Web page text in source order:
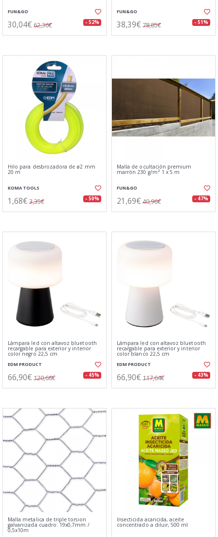
FUN&GO
30,04€ 62,36€ - 52%
FUN&GO
38,39€ 78,85€ - 51%
Hilo para desbrozadora de ø2 mm
20 m
KOMA TOOLS
1,68€ 3,35€ - 50%
Malla de ocultación premium
marrón 230 g/m² 1 x 5 m
FUN&GO
21,69€ 40,96€ - 47%
Lámpara led con altavoz bluetooth
recargable para exterior y interior
color negro 22,5 cm
EDM PRODUCT
66,90€ 120,66€ - 45%
Lámpara led con altavoz bluetooth
recargable para exterior y interior
color blanco 22,5 cm
EDM PRODUCT
66,90€ 117,64€ - 43%
Malla metalica de triple torsion
galvanizada cuadro: 19x0,7mm /
0,5x10m
Insecticida acaricida, aceite
concentrado a diluir, 500 ml